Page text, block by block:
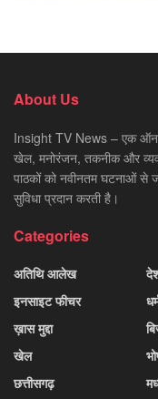
About Us
Insight TV News – एक
खेल, मनोरंजन, तकनीक और
पाठकों को नवीनतम घटनाओं से
सुविधा प्रदान करती है।
Categories
अतिथि आलेख
इनसाइट फीचर
ख़ास मुद्दा
खेल
छत्तीसगढ़